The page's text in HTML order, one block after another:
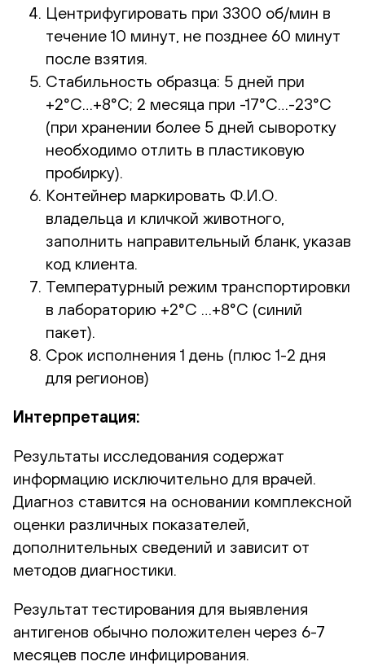
Центрифугировать при 3300 об/мин в
течение 10 минут, не позднее 60 минут
после взятия.
Стабильность образца: 5 дней при
+2°С…+8°С; 2 месяца при -17°С…-23°С
(при хранении более 5 дней сыворотку
необходимо отлить в пластиковую
пробирку).
Контейнер маркировать Ф.И.О.
владельца и кличкой животного,
заполнить направительный бланк, указав
код клиента.
Температурный режим транспортировки
в лабораторию +2°С …+8°С (синий
пакет).
Срок исполнения 1 день (плюс 1-2 дня
для регионов)
Интерпретация:
Результаты исследования содержат
информацию исключительно для врачей.
Диагноз ставится на основании комплексной
оценки различных показателей,
дополнительных сведений и зависит от
методов диагностики.
Результат тестирования для выявления
антигенов обычно положителен через 6-7
месяцев после инфицирования.